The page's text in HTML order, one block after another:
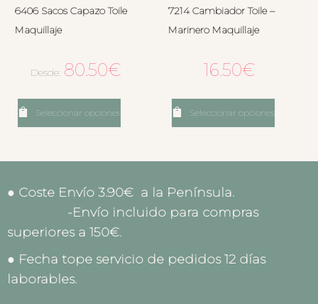
6406 Sacos Capazo Toile
Maquillaje
Desde: 80.50€
Seleccionar opciones
7214 Cambiador Toile –
Marinero Maquillaje
16.50€
Seleccionar opciones
● Coste Envío 3.90€ a la Península.
-Envío incluido para compras
superiores a 150€.
● Fecha tope servicio de pedidos 12 días
laborables.